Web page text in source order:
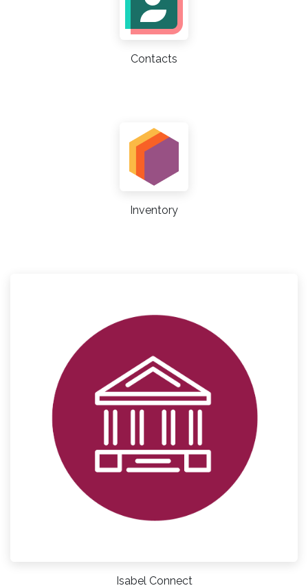
Contacts
Inventory
Isabel Connect